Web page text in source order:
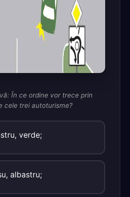
În ce ordine vor trece prin
cele trei autoturisme?
verde;
albastru;